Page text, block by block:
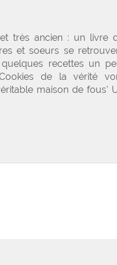
très ancien : un livre
et soeurs se
recettes un
de la vérité
maison de fous'